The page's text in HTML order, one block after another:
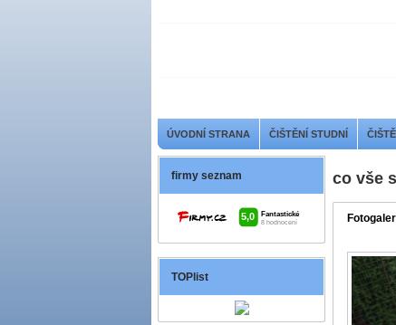
ÚVODNÍ STRANA ČIŠTĚNÍ STUDNÍ
firmy seznam
TOPlist
co vše